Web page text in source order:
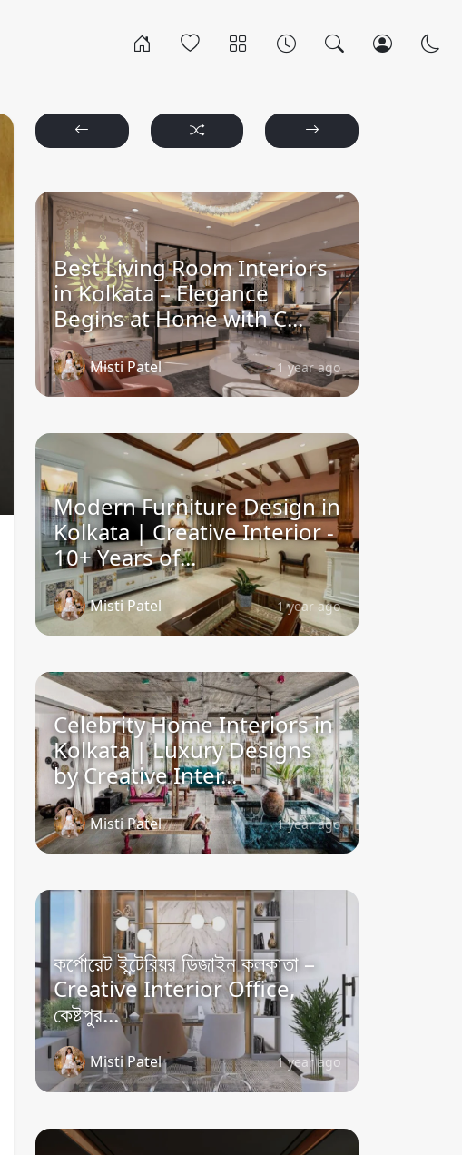
Best Living Room Interiors
in Kolkata – Elegance
Begins at Home with C...
Misti Patel 1 year ago
Modern Furniture Design in
Kolkata | Creative Interior -
10+ Years of...
Misti Patel 1 year ago
Celebrity Home Interiors in
Kolkata | Luxury Designs
by Creative Inter...
Misti Patel 1 year ago
কর্পোরেট ইন্টেরিয়র ডিজাইন কলকাতা –
Creative Interior Office,
কেষ্টপুর...
Misti Patel 1 year ago